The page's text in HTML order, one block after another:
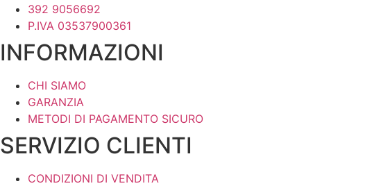
392 9056692
P.IVA 03537900361
INFORMAZIONI
CHI SIAMO
GARANZIA
METODI DI PAGAMENTO SICURO
SERVIZIO CLIENTI
CONDIZIONI DI VENDITA